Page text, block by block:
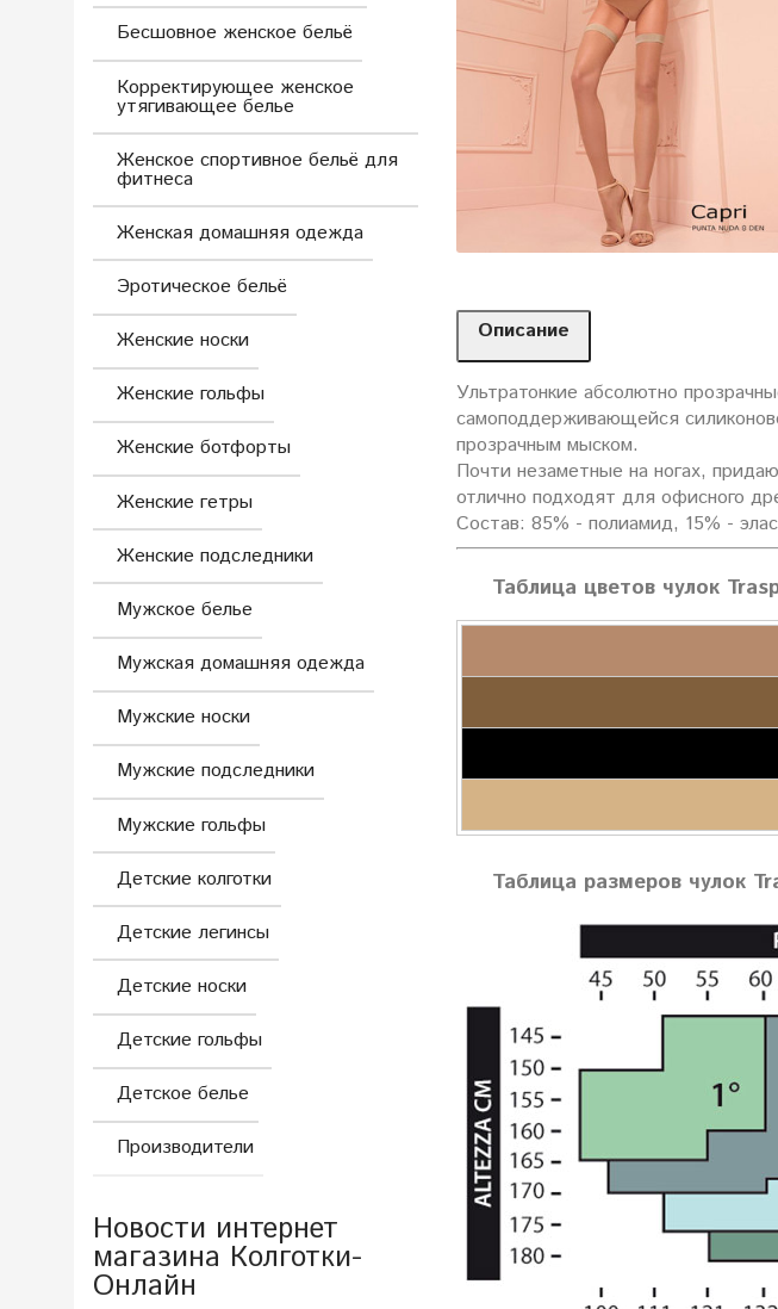
Описание
Ультратонкие абсолютно
самоподдерживающейся
прозрачным мыском.
Почти незаметные на ногах,
отлично подходят для офисного
Состав: 85% - полиамид, 15% -
Таблица цветов чулок
Таблица размеров чулок
Бесшовное женское бельё
Корректирующее женское
утягивающее белье
Женское спортивное бельё для
фитнеса
Женская домашняя одежда
Эротическое бельё
Женские носки
Женские гольфы
Женские ботфорты
Женские гетры
Женские подследники
Мужское белье
Мужская домашняя одежда
Мужские носки
Мужские подследники
Мужские гольфы
Детские колготки
Детские легинсы
Детские носки
Детские гольфы
Детское белье
Производители
Новости интернет
магазина Колготки-
Онлайн